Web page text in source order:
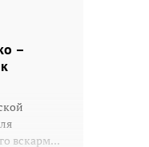
–
вскарм...